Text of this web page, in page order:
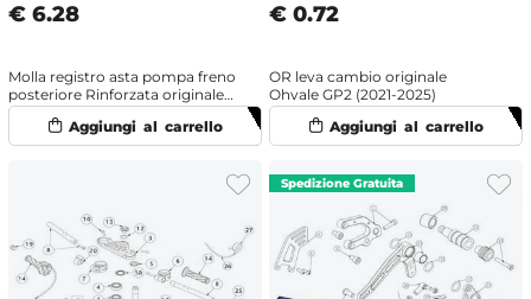
€ 6.28
Molla registro asta pompa freno
posteriore Rinforzata originale
Ohvale GP2 (2025)
€ 0.72
OR leva cambio originale
Ohvale GP2 (2021-2025)